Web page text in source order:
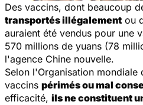
Des vaccins, dont beaucoup
transportés illégalement ou
auraient été vendus pour une
570 millions de yuans (78
l'agence Chine nouvelle.
Selon l'Organisation mondiale
vaccins périmésou mal
efficacité, ils ne constituent